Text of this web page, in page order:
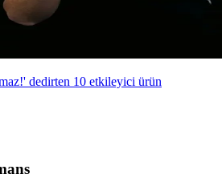
dedirten 10 etkileyici ürün